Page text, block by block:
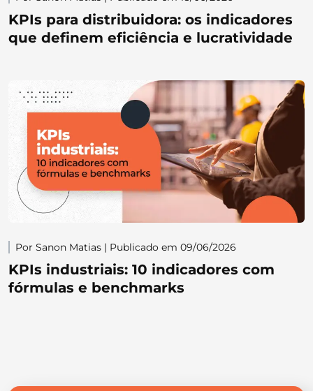
KPIs para distribuidora: os indicadores
que definem eficiência e lucratividade
Por Sanon Matias | Publicado em 09/06/2026
KPIs industriais: 10 indicadores com
fórmulas e benchmarks